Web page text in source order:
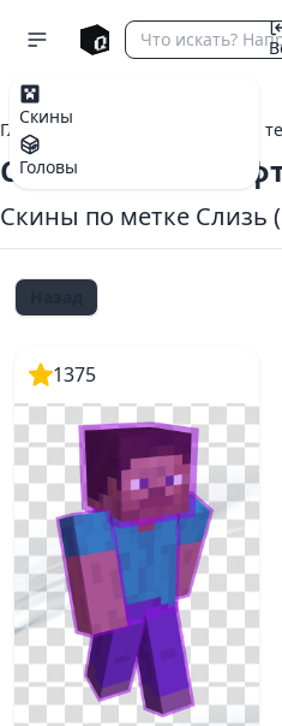
Скины
Головы
Главная
Скины Майнкрафт
Скины по метке Слизь
1375